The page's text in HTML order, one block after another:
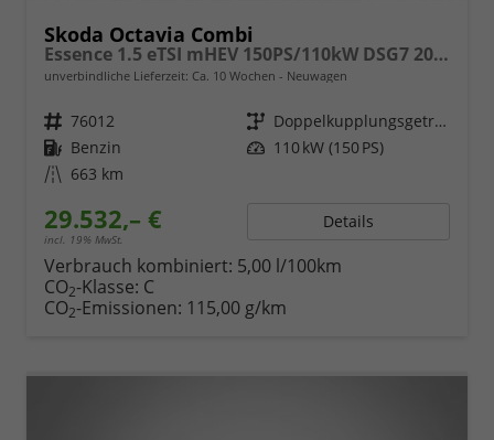
Skoda Octavia Combi
Essence 1.5 eTSI mHEV 150PS/110kW DSG7 2026
unverbindliche Lieferzeit: Ca. 10 Wochen Neuwagen
Fahrzeugnr. 76012 Getriebe
Doppelkupplungsgetriebe (DSG)
Kraftstoff Benzin Leistung 110 kW (150 PS)
Kilometerstand 663 km
29.532,– €
incl. 19% MwSt.
Details
Verbrauch kombiniert: 5,00 l/100km
CO2-Klasse: C
CO2-Emissionen: 115,00 g/km